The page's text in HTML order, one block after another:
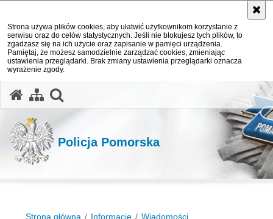
Strona używa plików cookies, aby ułatwić użytkownikom korzystanie z
serwisu oraz do celów statystycznych. Jeśli nie blokujesz tych plików, to
zgadzasz się na ich użycie oraz zapisanie w pamięci urządzenia.
Pamiętaj, że możesz samodzielnie zarządzać cookies, zmieniając
ustawienia przeglądarki. Brak zmiany ustawienia przeglądarki oznacza
wyrażenie zgody.
Policja Pomorska
Strona główna Informacje Wiadomości